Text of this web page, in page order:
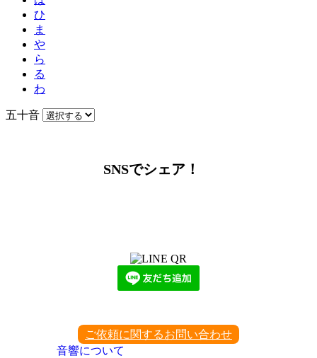
ひ
ま
や
ら
る
わ
五十音
SNSでシェア！
ご依頼に関するお問い合わせ
音響について